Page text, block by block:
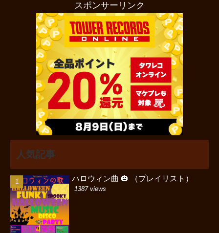
スポンサーリンク
人気記事
ハロウィン曲 🎃 （プレイリスト）
1387 views